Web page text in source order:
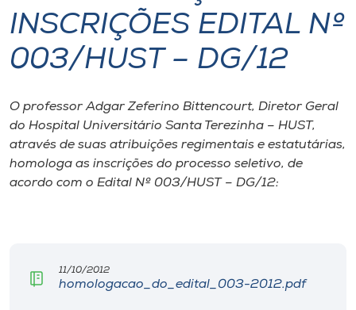
I.nova
Cultura
CPA
Editora
INSCRIÇÕES EDITAL Nº
003/HUST – DG/12
O professor Adgar Zeferino Bittencourt, Diretor Geral
do Hospital Universitário Santa Terezinha – HUST,
através de suas atribuições regimentais e estatutárias,
homologa as inscrições do processo seletivo, de
acordo com o Edital Nº 003/HUST – DG/12:
11/10/2012
homologacao_do_edital_003-2012.pdf